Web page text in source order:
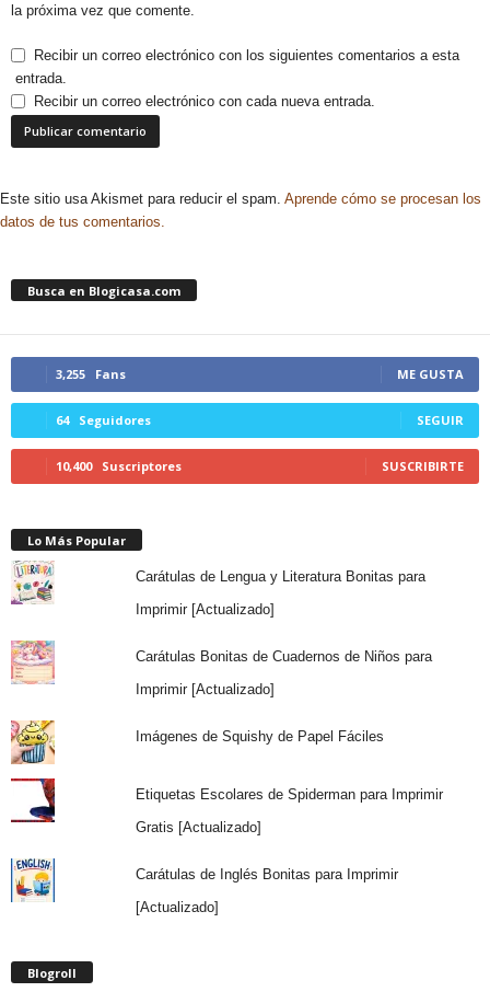
la próxima vez que comente.
Recibir un correo electrónico con los siguientes comentarios a esta
entrada.
Recibir un correo electrónico con cada nueva entrada.
Este sitio usa Akismet para reducir el spam. Aprende cómo se procesan los
datos de tus comentarios.
Busca en Blogicasa.com
3,255 Fans ME GUSTA
64 Seguidores SEGUIR
10,400 Suscriptores SUSCRIBIRTE
Lo Más Popular
Carátulas de Lengua y Literatura Bonitas para
Imprimir [Actualizado]
Carátulas Bonitas de Cuadernos de Niños para
Imprimir [Actualizado]
Imágenes de Squishy de Papel Fáciles
Etiquetas Escolares de Spiderman para Imprimir
Gratis [Actualizado]
Carátulas de Inglés Bonitas para Imprimir
[Actualizado]
Blogroll